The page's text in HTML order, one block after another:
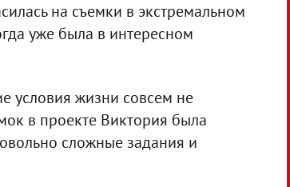
на съемки в экстремальном
уже была в интересном
условия жизни совсем не
в проекте Виктория была
сложные задания и